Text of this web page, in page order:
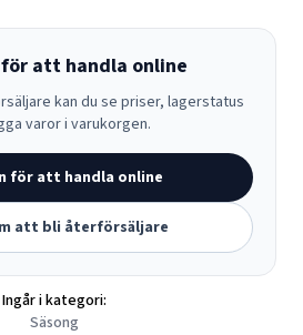
för att handla online
kan du se priser, lagerstatus
varor i varukorgen.
för att handla online
att bli återförsäljare
Ingår i kategori:
Säsong